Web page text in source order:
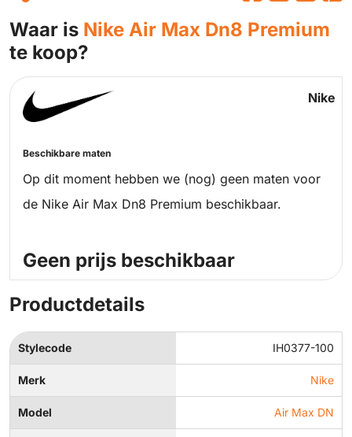
Waar is Nike Air Max Dn8 Premium
te koop?
Nike
Beschikbare maten
Op dit moment hebben we (nog) geen maten voor
de Nike Air Max Dn8 Premium beschikbaar.
Geen prijs beschikbaar
Productdetails
Stylecode IH0377-100
Merk Nike
Model Air Max DN